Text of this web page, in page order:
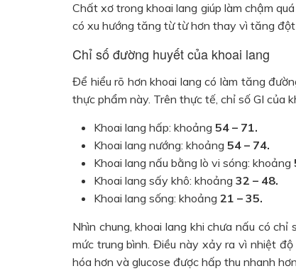
Chất xơ trong khoai lang giúp làm chậm
có xu hướng tăng từ từ hơn thay vì tăng
Chỉ số đường huyết của khoai lang
Để hiểu rõ hơn khoai lang có làm tăng
thực phẩm này. Trên thực tế, chỉ số GI của
Khoai lang hấp: khoảng 54 – 71.
Khoai lang nướng: khoảng 54 – 74.
Khoai lang nấu bằng lò vi sóng: khoảng
Khoai lang sấy khô: khoảng 32 – 48.
Khoai lang sống: khoảng 21 – 35.
Nhìn chung, khoai lang khi chưa nấu có
mức trung bình. Điều này xảy ra vì nhiệt
hóa hơn và glucose được hấp thu nhanh